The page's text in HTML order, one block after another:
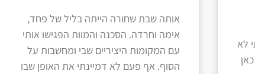
לא
אותה שבת שחורה הייתה בליל של פחד,
אימה וחרדה. הסכנה והמוות הפגישו אותי
עם המקומות היציריים שבי ומחשבות על
הסוף. אף פעם לא דמיינתי את האופן שבו